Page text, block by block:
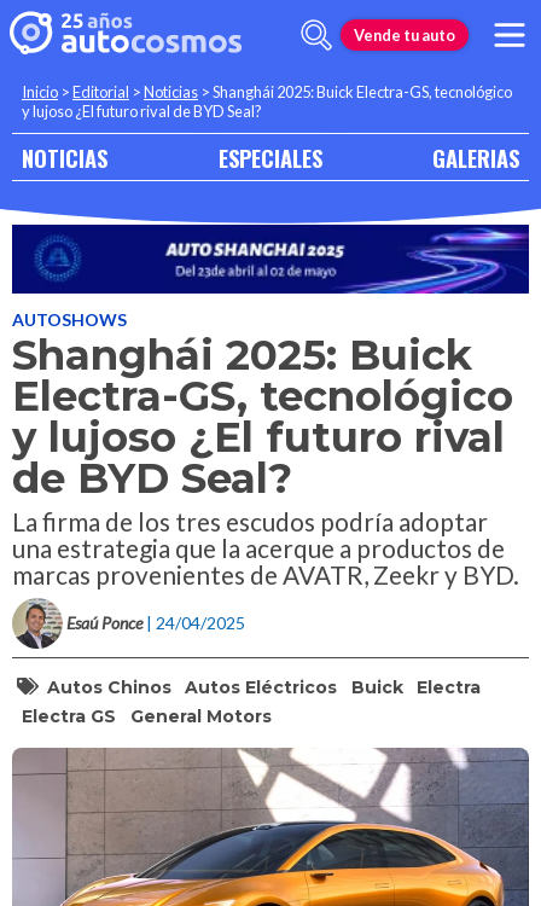
Vende tu auto
Inicio >Editorial >Noticias >Shanghái 2025: Buick Electra-GS, tecnológico
y lujoso ¿El futuro rival de BYD Seal?
NOTICIAS ESPECIALES GALERIAS
AUTOSHOWS
Shanghái 2025: Buick
Electra-GS, tecnológico
y lujoso ¿El futuro rival
de BYD Seal?
La firma de los tres escudos podría adoptar
una estrategia que la acerque a productos de
marcas provenientes de AVATR, Zeekr y BYD.
Esaú Ponce | 24/04/2025
Autos Chinos Autos Eléctricos Buick
Electra
Electra GS
General Motors